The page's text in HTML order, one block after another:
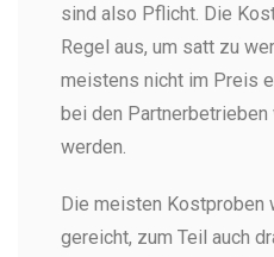
sind also Pflicht. Die
Regel aus, um satt zu
meistens nicht im Preis
bei den Partnerbetrieben
werden.
Die meisten Kostproben
gereicht, zum Teil auch